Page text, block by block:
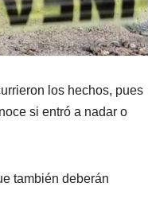
los hechos, pues
si entró a nadar o
también deberán